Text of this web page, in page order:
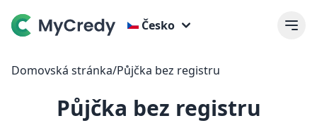
Česko
Domovská stránka/Půjčka bez registru
Půjčka bez registru